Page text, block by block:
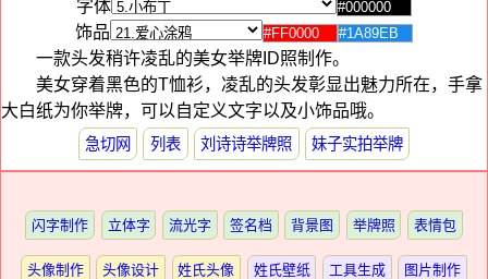
字体
饰品
一款头发稍许凌乱的美女举牌ID照制作。
美女穿着黑色的T恤衫，凌乱的头发彰显出魅力所在，手拿
大白纸为你举牌，可以自定义文字以及小饰品哦。
急切网 列表 刘诗诗举牌照 妹子实拍举牌
闪字制作 立体字 流光字 签名档 背景图 举牌照 表情包
头像制作 头像设计 姓氏头像 姓氏壁纸 工具生成 图片制作